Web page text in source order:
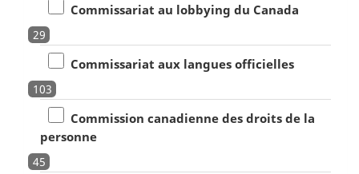
Commissariat au lobbying du Canada
29
Commissariat aux langues officielles
103
Commission canadienne des droits de la
personne
45